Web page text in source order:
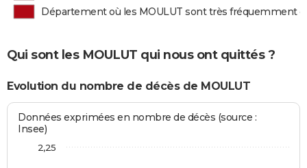
Département où les MOULUT sont très fréquemment
Qui sont les MOULUT qui nous ont quittés ?
Evolution du nombre de décès de MOULUT
Données exprimées en nombre de décès (source :
Insee)
2,25